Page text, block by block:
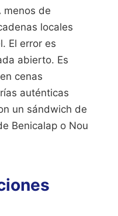
menos de
locales
El error es
abierto. Es
cenas
auténticas
un sándwich de
Benicalap o Nou